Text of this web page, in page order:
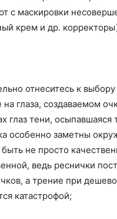
с маскировки
крем и др.
отнеситесь к
на глаза, создаваемом
глаз тени, осыпавшаяся
особенно заметны
не просто
ведь реснички
а трение при
катастрофой;